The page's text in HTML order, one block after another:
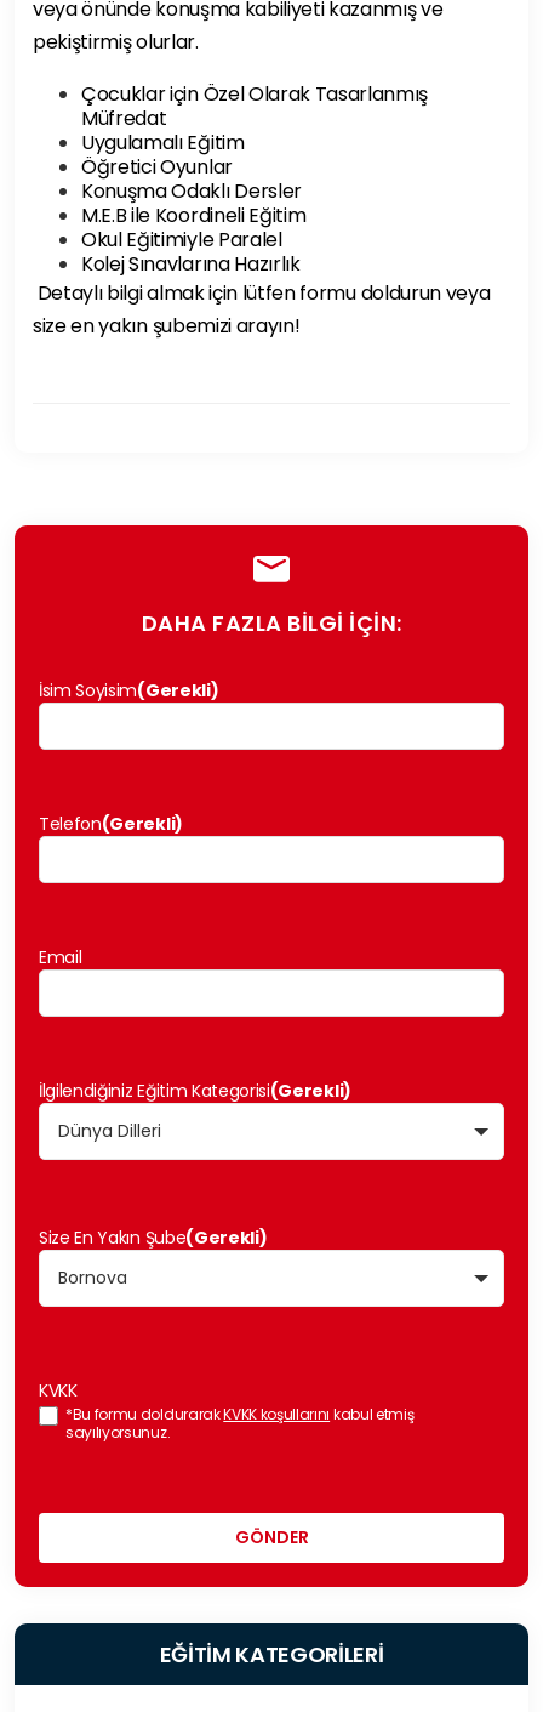
veya önünde konuşma kabiliyeti kazanmış ve
pekiştirmiş olurlar.
Çocuklar için Özel Olarak Tasarlanmış
Müfredat
Uygulamalı Eğitim
Öğretici Oyunlar
Konuşma Odaklı Dersler
M.E.B ile Koordineli Eğitim
Okul Eğitimiyle Paralel
Kolej Sınavlarına Hazırlık
Detaylı bilgi almak için lütfen formu doldurun veya
size en yakın şubemizi arayın!
DAHA FAZLA BİLGİ İÇİN:
İsim Soyisim(Gerekli)
Telefon(Gerekli)
Email
İlgilendiğiniz Eğitim Kategorisi(Gerekli)
Size En Yakın Şube(Gerekli)
KVKK
*Bu formu doldurarakKVKK koşullarını kabul etmiş
sayılıyorsunuz.
EĞİTİM KATEGORİLERİ